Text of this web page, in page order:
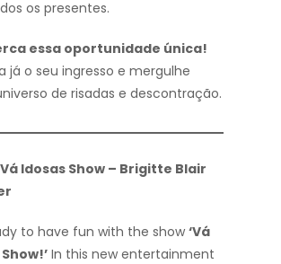
os presentes.
essa oportunidade única!
já o seu ingresso e mergulhe
de risadas e descontração.
Idosas Show – Brigitte Blair
to have fun with the show ‘Vá
In this new entertainment